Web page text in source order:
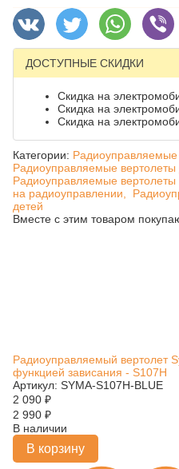
ДОСТУПНЫЕ СКИДКИ
Скидка на
Скидка на
Скидка на
Категории: Радиоуправляемые
Радиоуправляемые
Радиоуправляемые вертолеты
на радиоуправлении,
детей
Вместе с этим товаром
Радиоуправляемый вертолет
функцией зависания - S107H
Артикул: SYMA-S107H-BLUE
2 090 ₽
2 990 ₽
В наличии
В корзину